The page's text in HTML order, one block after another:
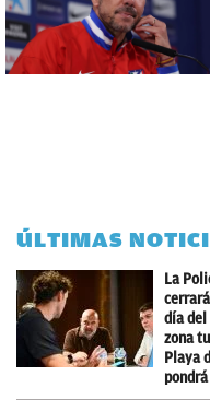
ÚLTIMAS
La
día del
zona
Playa